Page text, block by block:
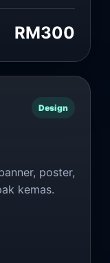
RM300
Design
poster,
kemas.